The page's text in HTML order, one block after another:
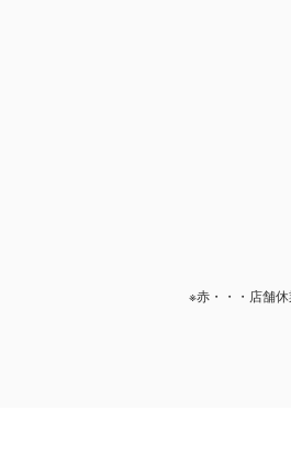
※赤・・・店舗休